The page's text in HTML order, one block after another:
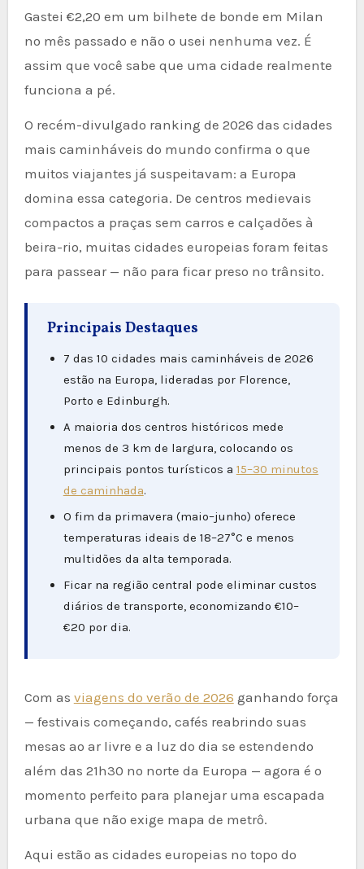
Gastei €2,20 em um bilhete de bonde em Milan
no mês passado e não o usei nenhuma vez. É
assim que você sabe que uma cidade realmente
funciona a pé.
O recém-divulgado ranking de 2026 das cidades
mais caminháveis do mundo confirma o que
muitos viajantes já suspeitavam: a Europa
domina essa categoria. De centros medievais
compactos a praças sem carros e calçadões à
beira-rio, muitas cidades europeias foram feitas
para passear — não para ficar preso no trânsito.
Principais Destaques
7 das 10 cidades mais caminháveis de 2026
estão na Europa, lideradas por Florence,
Porto e Edinburgh.
A maioria dos centros históricos mede
menos de 3 km de largura, colocando os
principais pontos turísticos a 15–30 minutos
de caminhada.
O fim da primavera (maio–junho) oferece
temperaturas ideais de 18–27°C e menos
multidões da alta temporada.
Ficar na região central pode eliminar custos
diários de transporte, economizando €10–
€20 por dia.
Com as viagens do verão de 2026 ganhando força
— festivais começando, cafés reabrindo suas
mesas ao ar livre e a luz do dia se estendendo
além das 21h30 no norte da Europa — agora é o
momento perfeito para planejar uma escapada
urbana que não exige mapa de metrô.
Aqui estão as cidades europeias no topo do